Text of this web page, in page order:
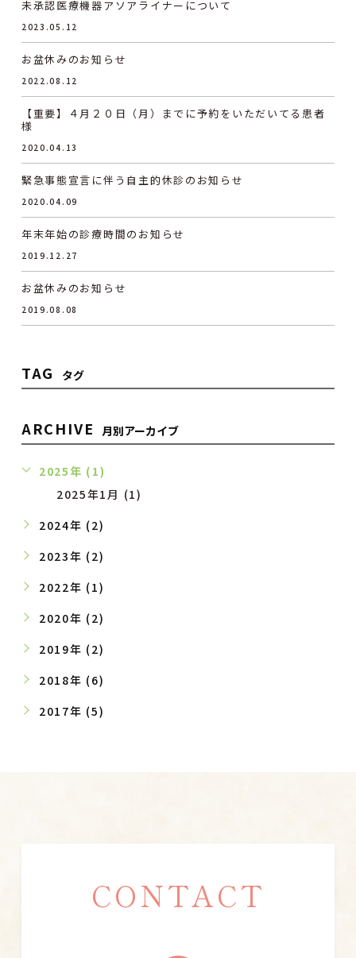
未承認医療機器アソアライナーについて
2023.05.12
お盆休みのお知らせ
2022.08.12
【重要】４月２０日（月）までに予約をいただいてる患者
様
2020.04.13
緊急事態宣言に伴う自主的休診のお知らせ
2020.04.09
年末年始の診療時間のお知らせ
2019.12.27
お盆休みのお知らせ
2019.08.08
TAG タグ
ARCHIVE 月別アーカイブ
2025年 (1)
2025年1月 (1)
2024年 (2)
2023年 (2)
2022年 (1)
2020年 (2)
2019年 (2)
2018年 (6)
2017年 (5)
CONTACT